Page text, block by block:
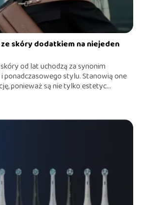
skóry dodatkiem na niejeden
od lat uchodzą za synonim
ponadczasowego stylu. Stanowią one
ponieważ są nie tylko estetyc...